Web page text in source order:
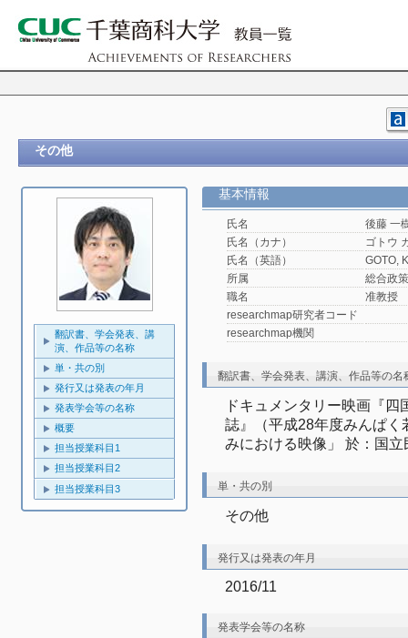
その他
翻訳書、学会発表、講
演、作品等の名称
単・共の別
発行又は発表の年月
発表学会等の名称
概要
担当授業科目1
担当授業科目2
担当授業科目3
基本情報
氏名
後藤 一
氏名（カナ）
ゴトウ
氏名（英語）
GOTO,
所属
総合政
職名
准教授
researchmap研究者コード
researchmap機関
翻訳書、学会発表、講演、作品等の名
ドキュメンタリー映画『
誌』（平成28年度みんぱ
みにおける映像」 於：国
単・共の別
その他
発行又は発表の年月
2016/11
発表学会等の名称